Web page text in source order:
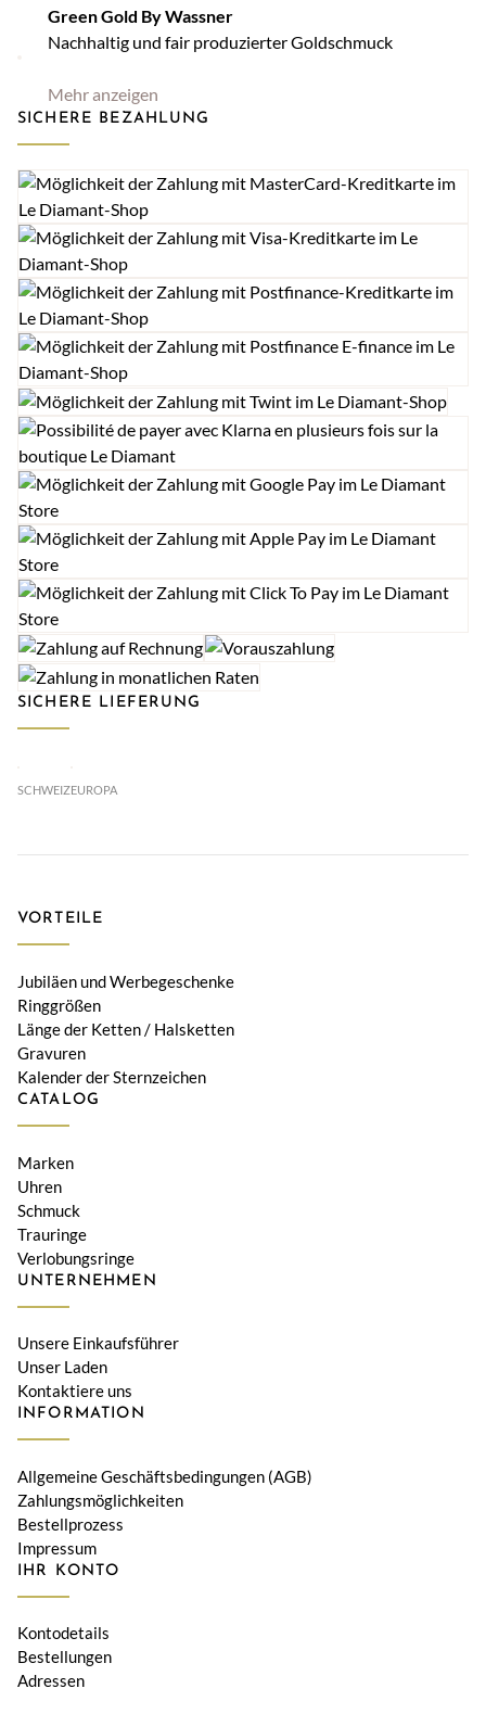
Green Gold By Wassner
Nachhaltig und fair produzierter Goldschmuck
Mehr anzeigen
SICHERE BEZAHLUNG
SICHERE LIEFERUNG
SCHWEIZEUROPA
VORTEILE
Jubiläen und Werbegeschenke
Ringgrößen
Länge der Ketten / Halsketten
Gravuren
Kalender der Sternzeichen
CATALOG
Marken
Uhren
Schmuck
Trauringe
Verlobungsringe
UNTERNEHMEN
Unsere Einkaufsführer
Unser Laden
Kontaktiere uns
INFORMATION
Allgemeine Geschäftsbedingungen (AGB)
Zahlungsmöglichkeiten
Bestellprozess
Impressum
IHR KONTO
Kontodetails
Bestellungen
Adressen